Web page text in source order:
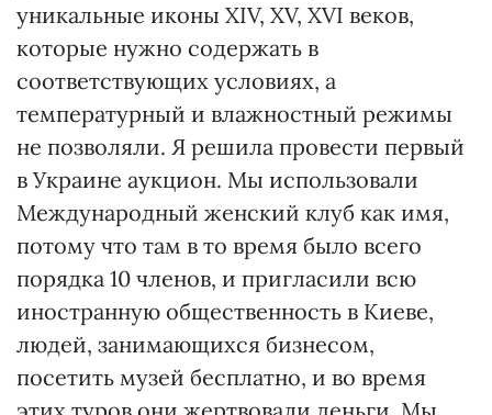
уникальные иконы XIV, XV, XVI веков,
которые нужно содержать в
соответствующих условиях, а
температурный и влажностный режимы
не позволяли. Я решила провести первый
в Украине аукцион. Мы использовали
Международный женский клуб как имя,
потому что там в то время было всего
порядка 10 членов, и пригласили всю
иностранную общественность в Киеве,
людей, занимающихся бизнесом,
посетить музей бесплатно, и во время